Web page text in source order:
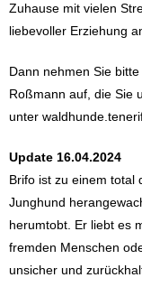
Zuhause mit vielen
liebevoller Erziehung
Dann nehmen Sie
Roßmann auf, die Sie
unter
Update 16.04.2024
Brifo ist zu einem total
Junghund
herumtobt. Er liebt es
fremden Menschen
unsicher und